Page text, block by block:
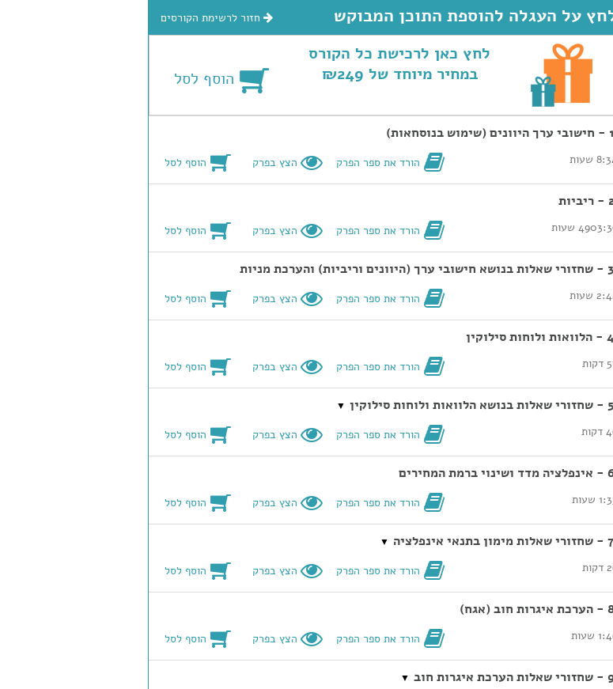
על העגלה להוספת התוכן המבוקש חזור לרשימת הקורסים
לחץ כאן לרכישת כל הקורס
במחיר מיוחד של ₪249
הוסף לסל
הורד את ספר הפרק הצץ בפרק
הורד את ספר הפרק הצץ בפרק
הורד את ספר הפרק הצץ בפרק
הורד את ספר הפרק הצץ בפרק
▼
הורד את ספר הפרק הצץ בפרק
הורד את ספר הפרק הצץ בפרק
▼
הורד את ספר הפרק הצץ בפרק
הורד את ספר הפרק הצץ בפרק
▼